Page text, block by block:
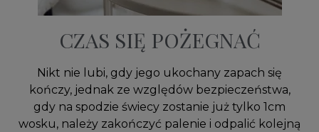
CZAS SIĘ POŻEGNAĆ
Nikt nie lubi, gdy jego ukochany zapach się
kończy, jednak ze względów bezpieczeństwa,
gdy na spodzie świecy zostanie już tylko 1cm
wosku, należy zakończyć palenie i odpalić kolejną